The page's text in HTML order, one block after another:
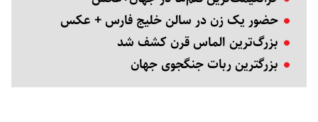
حضور یک زن در سالن خلیج فارس + عکس
بزرگ‌ترین الماس قرن کشف شد
بزرگترین ربات جنگجوی جهان